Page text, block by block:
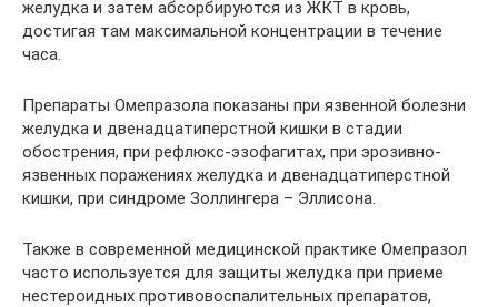
желудка и затем абсорбируются из ЖКТ в кровь,
достигая там максимальной концентрации в течение
часа.
Препараты Омепразола показаны при язвенной болезни
желудка и двенадцатиперстной кишки в стадии
обострения, при рефлюкс-эзофагитах, при эрозивно-
язвенных поражениях желудка и двенадцатиперстной
кишки, при синдроме Золлингера – Эллисона.
Также в современной медицинской практике Омепразол
часто используется для защиты желудка при приеме
нестероидных противовоспалительных препаратов,